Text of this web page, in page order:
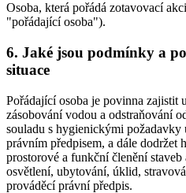
Osoba, která pořádá zotavovací
"pořádající osoba").
6. Jaké jsou podmínky a
situace
Pořádající osoba je povinna zajistit
zásobování vodou a odstraňování
souladu s hygienickými požadavky
právním předpisem, a dále dodržet
prostorové a funkční členění
osvětlení, ubytování, úklid,
prováděcí právní předpis.